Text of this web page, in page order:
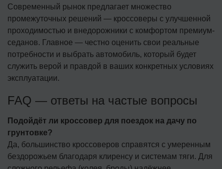
Современный рынок предлагает множество
промежуточных решений — кроссоверы с улучшенной
проходимостью и внедорожники с комфортом премиум-
седанов. Главное — честно оценить свои реальные
потребности и выбрать автомобиль, который будет
служить верой и правдой в ваших конкретных условиях
эксплуатации.
FAQ — ответы на частые вопросы
Подойдёт ли кроссовер для поездок на дачу по
грунтовке?
Да, большинство кроссоверов справятся с умеренным
бездорожьем благодаря клиренсу и системам тяги. Для